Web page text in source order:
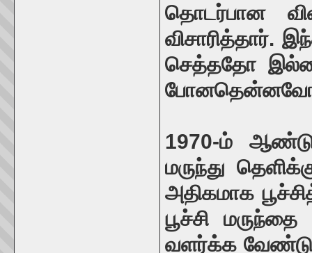
தொடர்பான
விசாரித்தார்.
செத்ததோ
போனதென்னவோ
1970-ம் ஆண்டு
மருந்து
அதிகமாக
பூச்சி
வளர்க்க